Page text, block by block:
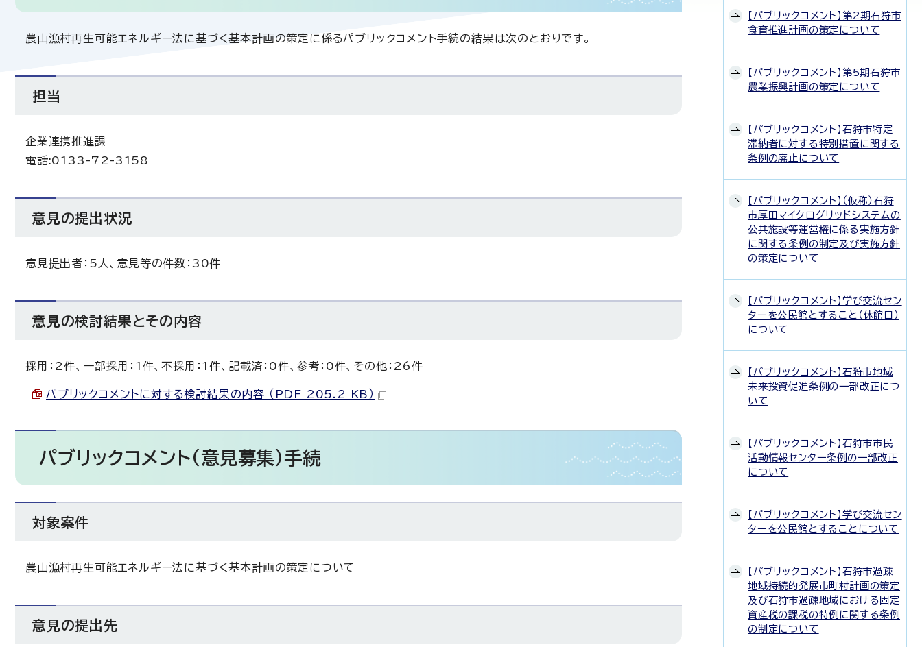
農山漁村再生可能エネルギー法に基づく基本計画の策定に係るパブリックコメント手続の結果は次のとおりです。
担当
企業連携推進課
電話:0133-72-3158
意見の提出状況
意見提出者：5人、意見等の件数：30件
意見の検討結果とその内容
採用：2件、一部採用：1件、不採用：1件、記載済：0件、参考：0件、その他：26件
パブリックコメントに対する検討結果の内容 （PDF 205.2 KB）
パブリックコメント（意見募集）手続
対象案件
農山漁村再生可能エネルギー法に基づく基本計画の策定について
意見の提出先
【パブリックコメント】第2期石狩市
食育推進計画の策定について
【パブリックコメント】第5期石狩市
農業振興計画の策定について
【パブリックコメント】石狩市特定
滞納者に対する特別措置に関する
条例の廃止について
【パブリックコメント】（仮称）石狩
市厚田マイクログリッドシステムの
公共施設等運営権に係る実施方針
に関する条例の制定及び実施方針
の策定について
【パブリックコメント】学び交流セン
ターを公民館とすること（休館日）
について
【パブリックコメント】石狩市地域
未来投資促進条例の一部改正につ
いて
【パブリックコメント】石狩市市民
活動情報センター条例の一部改正
について
【パブリックコメント】学び交流セン
ターを公民館とすることについて
【パブリックコメント】石狩市過疎
地域持続的発展市町村計画の策定
及び石狩市過疎地域における固定
資産税の課税の特例に関する条例
の制定について